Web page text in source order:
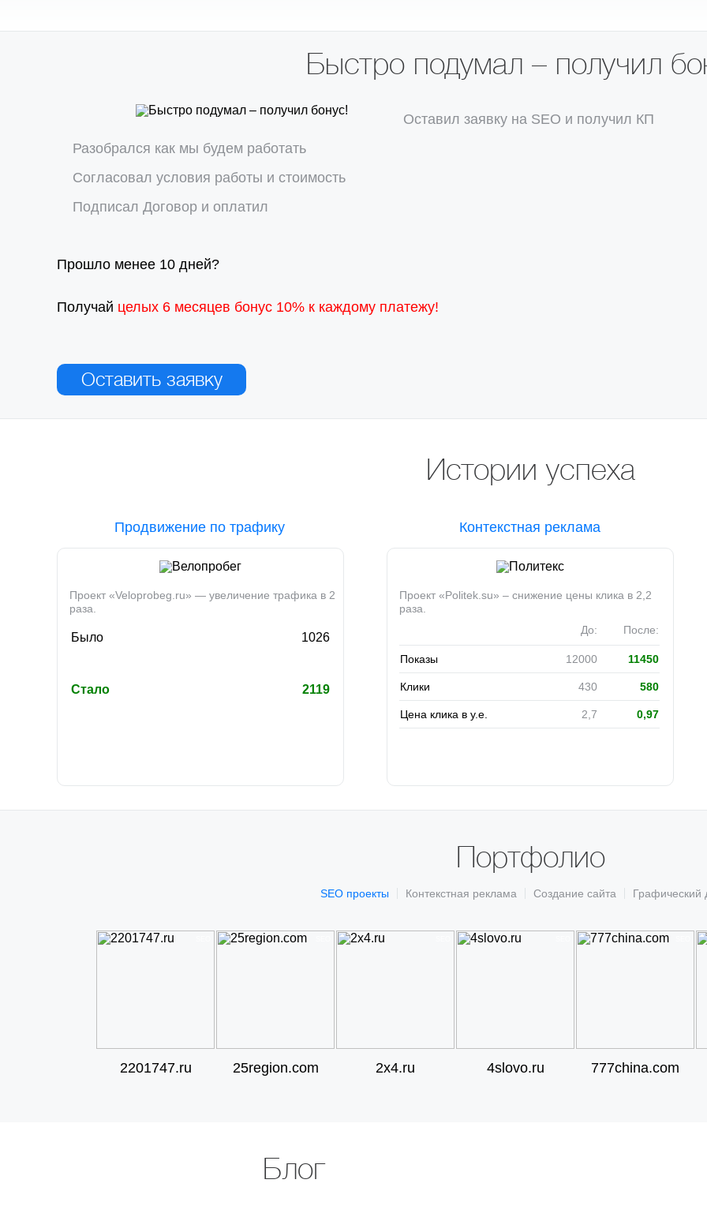
Получить оптимальное предложение
Быстро подумал – получил
Оставил заявку на SEO и получил КП
Разобрался как мы будем работать
Согласовал условия работы и стоимость
Подписал Договор и оплатил
Прошло менее 10 дней?
Получай целых 6 месяцев бонус 10% к каждому платежу!
Оставить заявку
Истории успеха
Продвижение по трафику
Проект «Veloprobeg.ru» — увеличение трафика в 2
раза.
Было 1026
Стало 2119
Проект «Arboleda.ru» — увеличение трафика в 4
200
Контекстная реклама
Проект «Politek .su» – снижение цены клика в 2,2
раза.
До:
После:
Показы 12000 11450
Клики 430 580
Цена клика в у.е. 2,7 0,97
До:
Показы 3700 3700
Проект
.su» – снижение цены клика в 3,6
Портфолио
SEO проекты Контекстная реклама Создание сайта Графический
2201747.ru 25region.com 2x4.ru 4slovo.ru 777china.com
Блог